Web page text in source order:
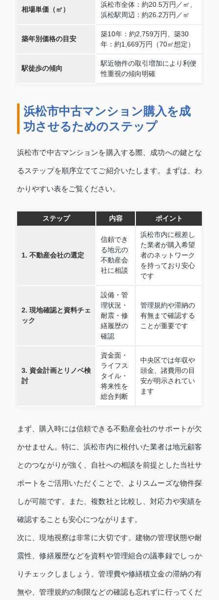
相場単価（㎡）
浜松市全体：約20.5万円／㎡、
浜松駅周辺：約26.2万円／㎡
築年別価格の目安
築10年：約2,759万円、築30
年：約1,669万円（70㎡想定）
駅徒歩の傾向
駅近物件の取引増加により利便
性重視の傾向明確
浜松市中古マンション購入を成
功させるためのステップ
浜松市で中古マンションを購入する際、成功への鍵とな
るステップを順序立ててご紹介いたします。まずは、わ
かりやすい表をご覧ください。
ステップ 内容 ポイント
1. 不動産会社の選定
信頼でき
る地元の
不動産会
社に相談
浜松市内に根差し
た業者が購入希望
者のネットワーク
を持っており安心
です
2. 現地確認と資料チェ
ック
設備・管
理状況・
耐震・修
繕履歴の
確認
管理規約や滞納の
有無まで確認する
ことが重要です
3. 資金計画とリノベ検
討
資金面・
ライフス
タイル・
将来性を
総合判断
中央区では年収や
頭金、諸費用の目
安が明示されてい
ます
まず、購入時には信頼できる不動産会社のサポートが欠
かせません。特に、浜松市内に根付いた業者は地元顧客
とのつながりが強く、自社への相談を前提とした当社サ
ポートをご活用いただくことで、よりスムーズな物件探
しが可能です。また、複数社と比較し、対応力や実績を
確認することも安心につながります。
次に、現地視察は非常に大切です。建物の管理状態や耐
震性、修繕履歴などを資料や管理組合の議事録でしっか
りチェックしましょう。管理費や修繕積立金の滞納の有
無や、管理規約の制限などの確認も忘れずに行ってくだ